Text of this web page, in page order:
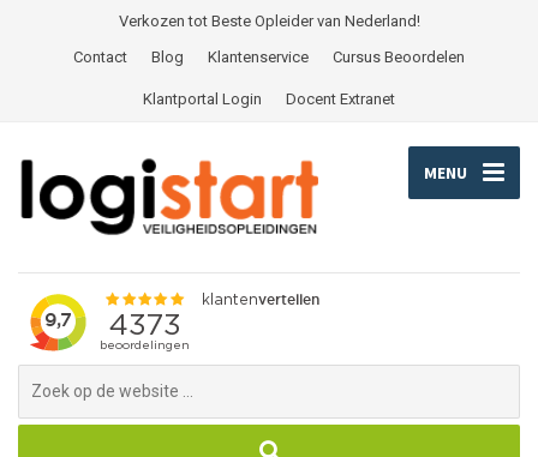
Verkozen tot Beste Opleider van Nederland!
Contact
Blog Klantenservice Cursus Beoordelen
Klantportal Login Docent Extranet
MENU